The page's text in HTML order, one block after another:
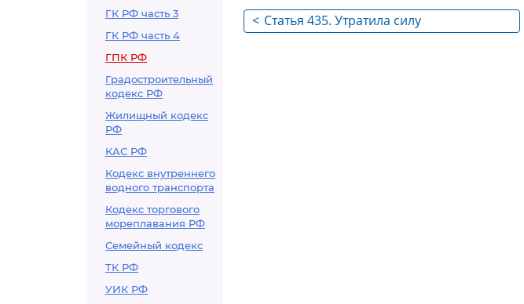
ГК РФ часть 3
ГК РФ часть 4
ГПК РФ
Градостроительный
кодекс РФ
Жилищный кодекс
РФ
КАС РФ
Кодекс внутреннего
водного транспорта
Кодекс торгового
мореплавания РФ
Семейный кодекс
ТК РФ
УИК РФ
< Статья 435. Утратила силу